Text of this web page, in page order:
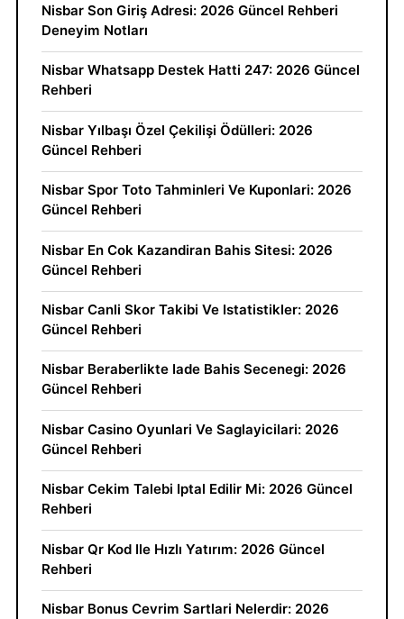
Nisbar Son Giriş Adresi: 2026 Güncel Rehberi
Deneyim Notları
Nisbar Whatsapp Destek Hatti 247: 2026 Güncel
Rehberi
Nisbar Yılbaşı Özel Çekilişi Ödülleri: 2026
Güncel Rehberi
Nisbar Spor Toto Tahminleri Ve Kuponlari: 2026
Güncel Rehberi
Nisbar En Cok Kazandiran Bahis Sitesi: 2026
Güncel Rehberi
Nisbar Canli Skor Takibi Ve Istatistikler: 2026
Güncel Rehberi
Nisbar Beraberlikte Iade Bahis Secenegi: 2026
Güncel Rehberi
Nisbar Casino Oyunlari Ve Saglayicilari: 2026
Güncel Rehberi
Nisbar Cekim Talebi Iptal Edilir Mi: 2026 Güncel
Rehberi
Nisbar Qr Kod Ile Hızlı Yatırım: 2026 Güncel
Rehberi
Nisbar Bonus Cevrim Sartlari Nelerdir: 2026